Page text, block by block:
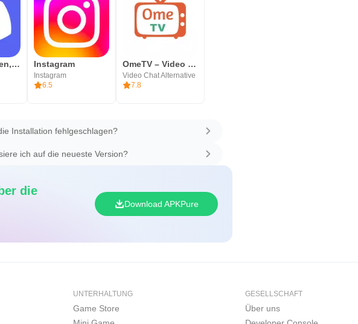
Discord: Reden, Gamen, Chillen Instagram
Instagram
6.5
OmeTV – Video Chat Alternative
Video Chat Alternative
7.8
Installation fehlgeschlagen?
ich auf die neueste Version?
die
Download APKPure
UNTERHALTUNG
Game Store
GESELLSCHAFT
Über uns